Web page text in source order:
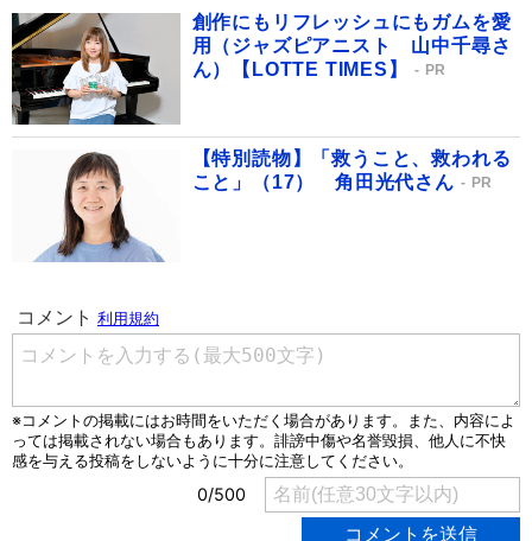
創作にもリフレッシュにもガムを愛
用（ジャズピアニスト 山中千尋さ
ん）【LOTTE TIMES】
PR
【特別読物】「救うこと、救われる
こと」（17） 角田光代さん
PR